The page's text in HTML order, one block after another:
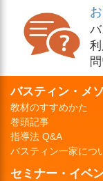
バスティン・メ
教材のすすめかた
巻頭記事
指導法 Q&A
バスティン一家につ
セミナー・イベ